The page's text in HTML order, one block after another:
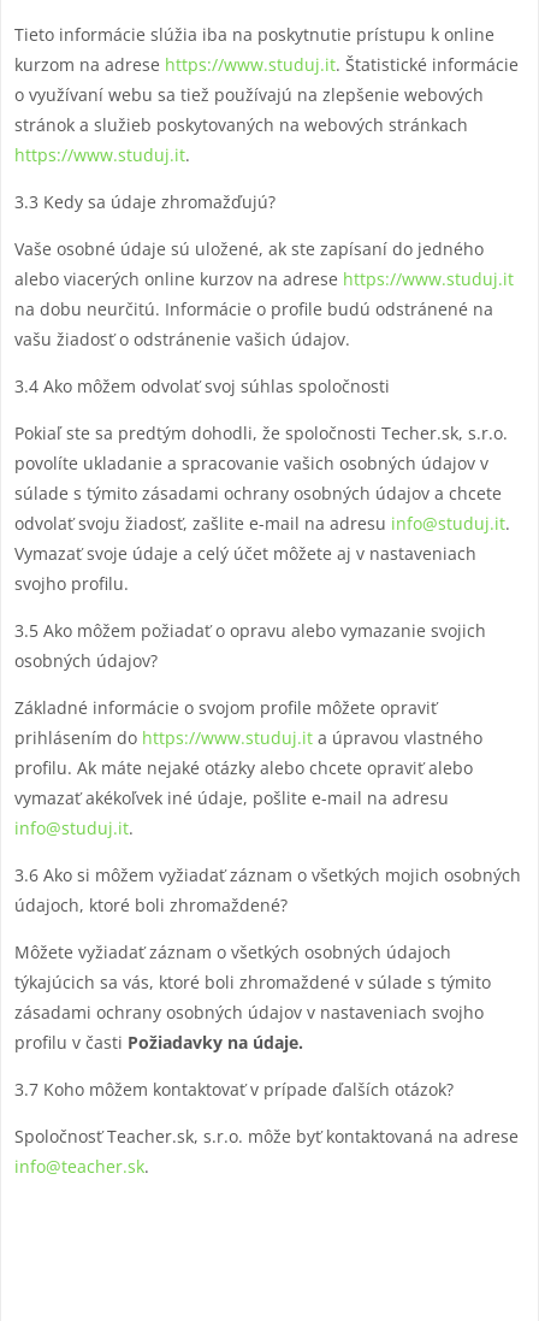
Tieto informácie slúžia iba na poskytnutie prístupu k online
kurzom na adrese https://www.studuj.it. Štatistické informácie
o využívaní webu sa tiež používajú na zlepšenie webových
stránok a služieb poskytovaných na webových stránkach
https://www.studuj.it.
3.3 Kedy sa údaje zhromažďujú?
Vaše osobné údaje sú uložené, ak ste zapísaní do jedného
alebo viacerých online kurzov na adrese https://www.studuj.it
na dobu neurčitú. Informácie o profile budú odstránené na
vašu žiadosť o odstránenie vašich údajov.
3.4 Ako môžem odvolať svoj súhlas spoločnosti
Pokiaľ ste sa predtým dohodli, že spoločnosti Techer.sk, s.r.o.
povolíte ukladanie a spracovanie vašich osobných údajov v
súlade s týmito zásadami ochrany osobných údajov a chcete
odvolať svoju žiadosť, zašlite e-mail na adresu info@studuj.it.
Vymazať svoje údaje a celý účet môžete aj v nastaveniach
svojho profilu.
3.5 Ako môžem požiadať o opravu alebo vymazanie svojich
osobných údajov?
Základné informácie o svojom profile môžete opraviť
prihlásením do https://www.studuj.ita úpravou vlastného
profilu. Ak máte nejaké otázky alebo chcete opraviť alebo
vymazať akékoľvek iné údaje, pošlite e-mail na adresu
info@studuj.it.
3.6 Ako si môžem vyžiadať záznam o všetkých mojich osobných
údajoch, ktoré boli zhromaždené?
Môžete vyžiadať záznam o všetkých osobných údajoch
týkajúcich sa vás, ktoré boli zhromaždené v súlade s týmito
zásadami ochrany osobných údajov v nastaveniach svojho
profilu v časti Požiadavky na údaje.
3.7 Koho môžem kontaktovať v prípade ďalších otázok?
Spoločnosť Teacher.sk, s.r.o. môže byť kontaktovaná na adrese
info@teacher.sk.